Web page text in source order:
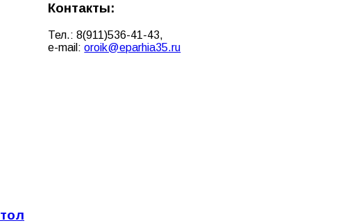
Контакты:
Тел.: 8(911)536-41-43,
e-mail:oroik@eparhia35.ru